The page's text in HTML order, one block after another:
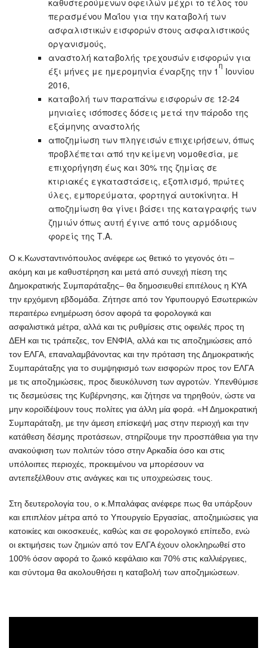
καθυστερούμενων οφειλών μέχρι το τέλος του
περασμένου Μαΐου για την καταβολή των
ασφαλιστικών εισφορών στους ασφαλιστικούς
οργανισμούς,
αναστολή καταβολής τρεχουσών εισφορών για
έξι μήνες με ημερομηνία έναρξης την 1
η
Ιουνίου
2016,
καταβολή των παραπάνω εισφορών σε 12-24
μηνιαίες ισόποσες δόσεις μετά την πάροδο της
εξάμηνης αναστολής
αποζημίωση των πληγεισών επιχειρήσεων, όπως
προβλέπεται από την κείμενη νομοθεσία, με
επιχορήγηση έως και 30% της ζημίας σε
κτιριακές εγκαταστάσεις, εξοπλισμό, πρώτες
ύλες, εμπορεύματα, φορτηγά αυτοκίνητα. Η
αποζημίωση θα γίνει βάσει της καταγραφής των
ζημιών όπως αυτή έγινε από τους αρμόδιους
φορείς της Τ.Α.
Ο κ.Κωνσταντινόπουλος ανέφερε ως θετικό το γεγονός ότι –
ακόμη και με καθυστέρηση και μετά από συνεχή πίεση της
Δημοκρατικής Συμπαράταξης– θα δημοσιευθεί επιτέλους η ΚΥΑ
την ερχόμενη εβδομάδα. Ζήτησε από τον Υφυπουργό Εσωτερικών
περαιτέρω ενημέρωση όσον αφορά τα φορολογικά και
ασφαλιστικά μέτρα, αλλά και τις ρυθμίσεις στις οφειλές προς τη
ΔΕΗ και τις τράπεζες, τον ΕΝΦΙΑ, αλλά και τις αποζημιώσεις από
τον ΕΛΓΑ, επαναλαμβάνοντας και την πρόταση της Δημοκρατικής
Συμπαράταξης για το συμψηφισμό των εισφορών προς τον ΕΛΓΑ
με τις αποζημιώσεις, προς διευκόλυνση των αγροτών. Υπενθύμισε
τις δεσμεύσεις της Κυβέρνησης, και ζήτησε να τηρηθούν, ώστε να
μην κοροϊδέψουν τους πολίτες για άλλη μία φορά. «Η Δημοκρατική
Συμπαράταξη, με την άμεση επίσκεψή μας στην περιοχή και την
κατάθεση δέσμης προτάσεων, στηρίζουμε την προσπάθεια για την
ανακούφιση των πολιτών τόσο στην Αρκαδία όσο και στις
υπόλοιπες περιοχές, προκειμένου να μπορέσουν να
αντεπεξέλθουν στις ανάγκες και τις υποχρεώσεις τους.
Στη δευτερολογία του, ο κ.Μπαλάφας ανέφερε πως θα υπάρξουν
και επιπλέον μέτρα από το Υπουργείο Εργασίας, αποζημιώσεις για
κατοικίες και οικοσκευές, καθώς και σε φορολογικό επίπεδο, ενώ
οι εκτιμήσεις των ζημιών από τον ΕΛΓΑ έχουν ολοκληρωθεί στο
100% όσον αφορά το ζωικό κεφάλαιο και 70% στις καλλιέργειες,
και σύντομα θα ακολουθήσει η καταβολή των αποζημιώσεων.